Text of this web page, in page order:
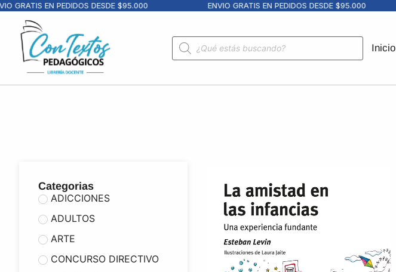
EN PEDIDOS DESDE $95.000 ENVIO GRATIS EN PEDIDOS DESDE $95.000
Inicio
Categorias
ADICCIONES
ADULTOS
ARTE
CONCURSO DIRECTIVO